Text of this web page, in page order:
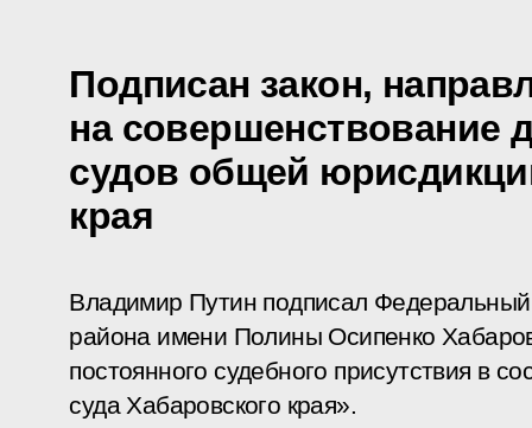
Подписан закон,
на совершенствование
судов общей
края
Владимир Путин подписал
района имени Полины Осипенко
постоянного судебного присутствия в
суда Хабаровского края».